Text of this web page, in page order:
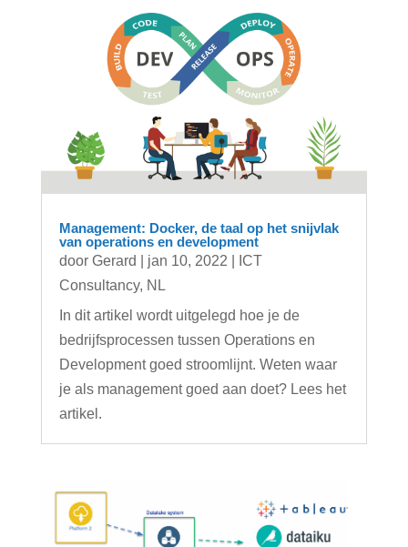
Management: Docker, de taal op het snijvlak
van operations en development
door Gerard jan 10, 2022
ICT
Consultancy, NL
In dit artikel wordt uitgelegd hoe je de
bedrijfsprocessen tussen Operations en
Development goed stroomlijnt. Weten waar
je als management goed aan doet? Lees het
artikel.